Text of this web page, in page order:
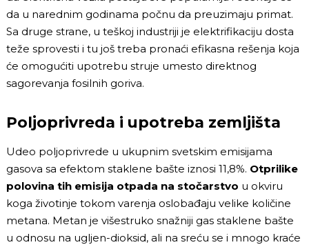
da u narednim godinama počnu da preuzimaju primat.
Sa druge strane, u teškoj industriji je elektrifikaciju dosta
teže sprovesti i tu još treba pronaći efikasna rešenja koja
će omogućiti upotrebu struje umesto direktnog
sagorevanja fosilnih goriva.
Poljoprivreda i upotreba zemljišta
Udeo poljoprivrede u ukupnim svetskim emisijama
gasova sa efektom staklene bašte iznosi 11,8%. Otprilike
polovina tih emisija otpada na stočarstvo u okviru
koga životinje tokom varenja oslobađaju velike količine
metana. Metan je višestruko snažniji gas staklene bašte
u odnosu na ugljen-dioksid, ali na sreću se i mnogo kraće